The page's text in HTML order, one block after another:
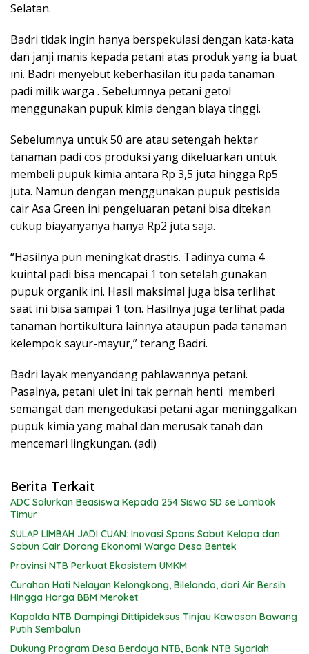
Selatan.
Badri tidak ingin hanya berspekulasi dengan kata-kata
dan janji manis kepada petani atas produk yang ia buat
ini. Badri menyebut keberhasilan itu pada tanaman
padi milik warga . Sebelumnya petani getol
menggunakan pupuk kimia dengan biaya tinggi.
Sebelumnya untuk 50 are atau setengah hektar
tanaman padi cos produksi yang dikeluarkan untuk
membeli pupuk kimia antara Rp 3,5 juta hingga Rp5
juta. Namun dengan menggunakan pupuk pestisida
cair Asa Green ini pengeluaran petani bisa ditekan
cukup biayanyanya hanya Rp2 juta saja.
“Hasilnya pun meningkat drastis. Tadinya cuma 4
kuintal padi bisa mencapai 1 ton setelah gunakan
pupuk organik ini. Hasil maksimal juga bisa terlihat
saat ini bisa sampai 1 ton. Hasilnya juga terlihat pada
tanaman hortikultura lainnya ataupun pada tanaman
kelempok sayur-mayur,” terang Badri.
Badri layak menyandang pahlawannya petani.
Pasalnya, petani ulet ini tak pernah henti memberi
semangat dan mengedukasi petani agar meninggalkan
pupuk kimia yang mahal dan merusak tanah dan
mencemari lingkungan. (adi)
Berita Terkait
ADC Salurkan Beasiswa Kepada 254 Siswa SD se Lombok
Timur
SULAP LIMBAH JADI CUAN: Inovasi Spons Sabut Kelapa dan
Sabun Cair Dorong Ekonomi Warga Desa Bentek
Provinsi NTB Perkuat Ekosistem UMKM
Curahan Hati Nelayan Kelongkong, Bilelando, dari Air Bersih
Hingga Harga BBM Meroket
Kapolda NTB Dampingi Dittipideksus Tinjau Kawasan Bawang
Putih Sembalun
Dukung Program Desa Berdaya NTB, Bank NTB Syariah